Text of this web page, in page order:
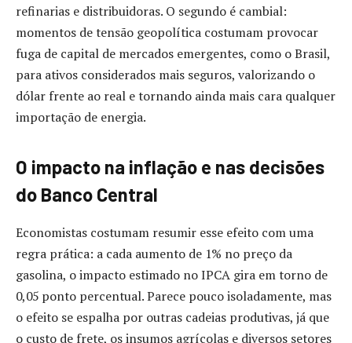
refinarias e distribuidoras. O segundo é cambial:
momentos de tensão geopolítica costumam provocar
fuga de capital de mercados emergentes, como o Brasil,
para ativos considerados mais seguros, valorizando o
dólar frente ao real e tornando ainda mais cara qualquer
importação de energia.
O impacto na inflação e nas decisões
do Banco Central
Economistas costumam resumir esse efeito com uma
regra prática: a cada aumento de 1% no preço da
gasolina, o impacto estimado no IPCA gira em torno de
0,05 ponto percentual. Parece pouco isoladamente, mas
o efeito se espalha por outras cadeias produtivas, já que
o custo de frete, os insumos agrícolas e diversos setores